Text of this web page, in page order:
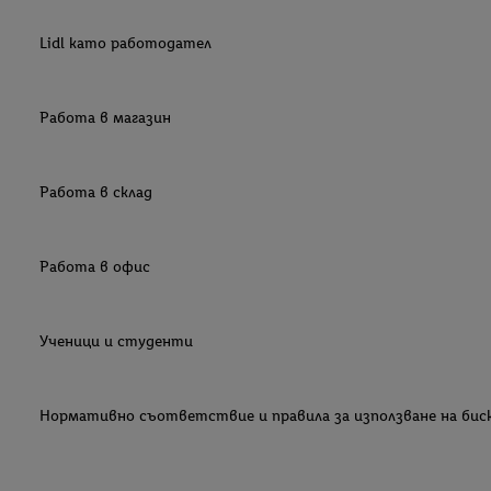
Lidl като работодател
Работа в магазин
Работа в склад
Работа в офис
Ученици и студенти
Нормативно съответствие и правила за използване на